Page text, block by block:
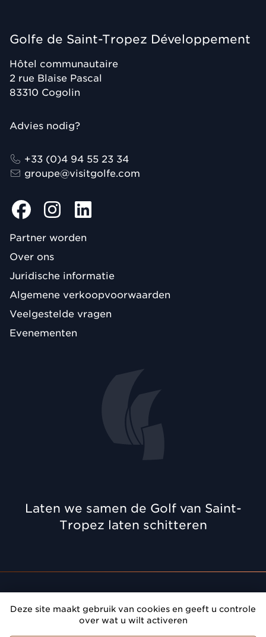
Deze site maakt gebruik van cookies en geeft u controle
over wat u wilt activeren
Golfe de Saint-Tropez Développement
Hôtel communautaire
2 rue Blaise Pascal
83310 Cogolin
Advies nodig?
+33 (0)4 94 55 23 34
groupe@visitgolfe.com
Partner worden
Over ons
Juridische informatie
Algemene verkoopvoorwaarden
Veelgestelde vragen
Evenementen
Laten we samen de Golf van Saint-
Tropez laten schitteren
Golf van Saint-Tropez